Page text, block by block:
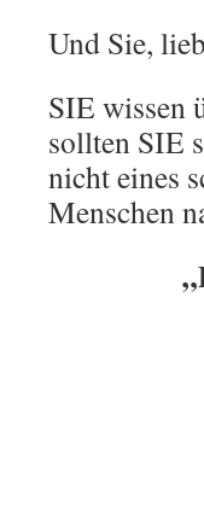
Und Sie,
SIE wissen
sollten SIE
nicht eines
Menschen